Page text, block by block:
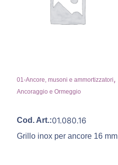
01-Ancore, musoni e ammortizzatori,
Ancoraggio e Ormeggio
Cod. Art.:01.080.16
Grillo inox per ancore 16 mm